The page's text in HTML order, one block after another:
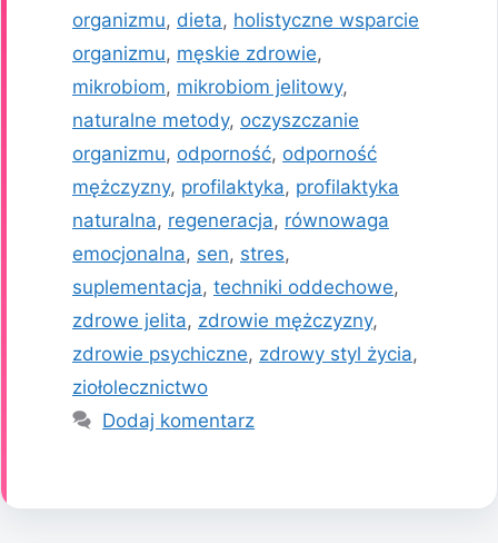
organizmu, dieta, holistyczne wsparcie
organizmu, męskie zdrowie,
mikrobiom, mikrobiom jelitowy,
naturalne metody, oczyszczanie
organizmu, odporność, odporność
mężczyzny, profilaktyka, profilaktyka
naturalna, regeneracja, równowaga
emocjonalna, sen, stres,
suplementacja, techniki oddechowe,
zdrowe jelita, zdrowie mężczyzny,
zdrowie psychiczne, zdrowy styl życia,
ziołolecznictwo
Dodaj komentarz